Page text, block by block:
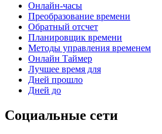
Онлайн-часы
Преобразование времени
Обратный отсчет
Планировщик времени
Методы управления временем
Онлайн Таймер
Лучшее время для
Дней прошло
Дней до
Социальные сети